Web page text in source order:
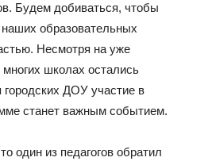
Будем добиваться, чтобы
образовательных
Несмотря на уже
школах остались
ДОУ участие в
станет важным событием.
один из педагогов обратил